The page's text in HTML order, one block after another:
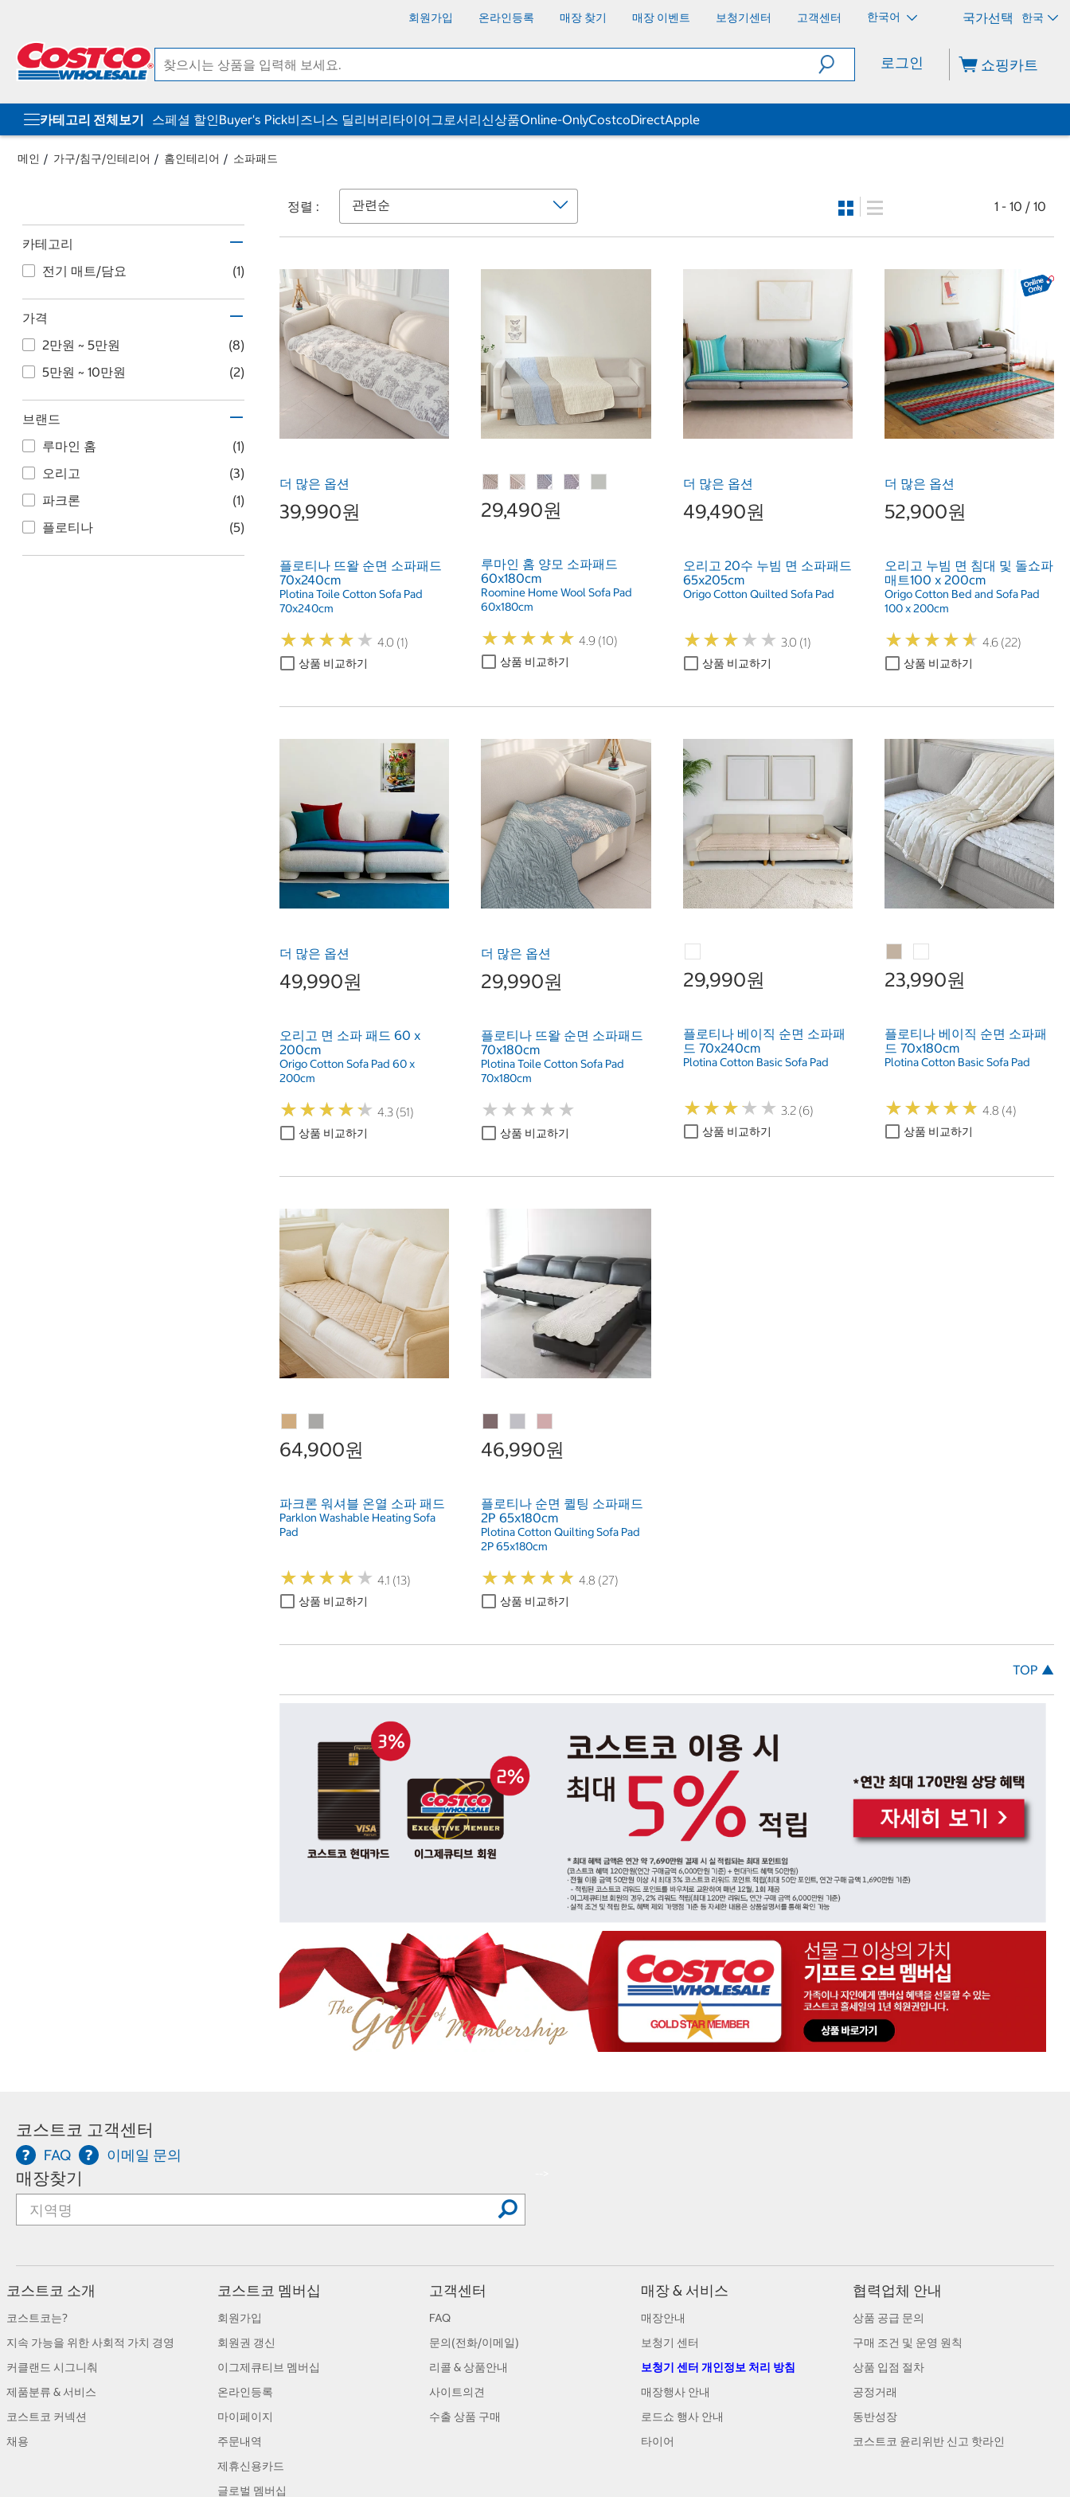
회원가입 온라인등록 매장 찾기 매장 이벤트 보청기센터 고객센터 한국어 한국
로그인 쇼핑카트
카테고리 전체보기 스페셜 할인Buyer's Pick비즈니스 딜리버리타이어그로서리신상품Online-OnlyCostcoDirectApple
메인 가구/침구/인테리어 홈인테리어 소파패드
카테고리
전기 매트/담요
(1)
가격
2만원 ~ 5만원
(8)
5만원 ~ 10만원
(2)
브랜드
루마인 홈
(1)
오리고
(3)
파크론
(1)
플로티나
(5)
정렬 : 1 - 10 / 10
더 많은 옵션
39,990원
플로티나 뜨왈 순면 소파패드
70x240cm
Plotina Toile Cotton Sofa Pad
70x240cm
★★★★ ★
★★★★ ★ 4.0 (1)
상품 비교하기
29,490원
루마인 홈 양모 소파패드
60x180cm
Roomine Home Wool Sofa Pad
60x180cm
★★★★★
★★★★★ 4.9 (10)
상품 비교하기
더 많은 옵션
49,490원
오리고 20수 누빔 면 소파패드
65x205cm
Origo Cotton Quilted Sofa Pad
★★★ ★ ★
★★★ ★ ★ 3.0 (1)
상품 비교하기
더 많은 옵션
52,900원
오리고 누빔 면 침대 및 돌쇼파
매트100 x 200cm
Origo Cotton Bed and Sofa Pad
100 x 200cm
★★★★★
★★★★★ 4.6 (22)
상품 비교하기
더 많은 옵션
49,990원
오리고 면 소파 패드 60 x
200cm
Origo Cotton Sofa Pad 60 x
200cm
★★★★★
★★★★★ 4.3 (51)
상품 비교하기
더 많은 옵션
29,990원
플로티나 뜨왈 순면 소파패드
70x180cm
Plotina Toile Cotton Sofa Pad
70x180cm
★ ★ ★ ★ ★
★ ★ ★ ★ ★
상품 비교하기
29,990원
플로티나 베이직 순면 소파패
드 70x240cm
Plotina Cotton Basic Sofa Pad
★★★★ ★
★★★★ ★ 3.2 (6)
상품 비교하기
23,990원
플로티나 베이직 순면 소파패
드 70x180cm
Plotina Cotton Basic Sofa Pad
★★★★★
★★★★★ 4.8 (4)
상품 비교하기
64,900원
파크론 워셔블 온열 소파 패드
Parklon Washable Heating Sofa
Pad
★★★★ ★
★★★★ ★ 4.1 (13)
상품 비교하기
46,990원
플로티나 순면 퀼팅 소파패드
2P 65x180cm
Plotina Cotton Quilting Sofa Pad
2P 65x180cm
★★★★★
★★★★★ 4.8 (27)
상품 비교하기
TOP ▲
코스트코 고객센터
FAQ 이메일 문의
매장찾기
코스트코 소개
코스트코는?
지속 가능을 위한 사회적 가치 경영
커클랜드 시그니춰
제품분류 & 서비스
코스트코 커넥션
채용
코스트코 멤버십
회원가입
회원권 갱신
이그제큐티브 멤버십
온라인등록
마이페이지
주문내역
제휴신용카드
글로벌 멤버십
고객센터
FAQ
문의(전화/이메일)
리콜 & 상품안내
사이트의견
수출 상품 구매
매장 & 서비스
매장안내
보청기 센터
보청기 센터 개인정보 처리 방침
매장행사 안내
로드쇼 행사 안내
타이어
협력업체 안내
상품 공급 문의
구매 조건 및 운영 원칙
상품 입점 절차
공정거래
동반성장
코스트코 윤리위반 신고 핫라인